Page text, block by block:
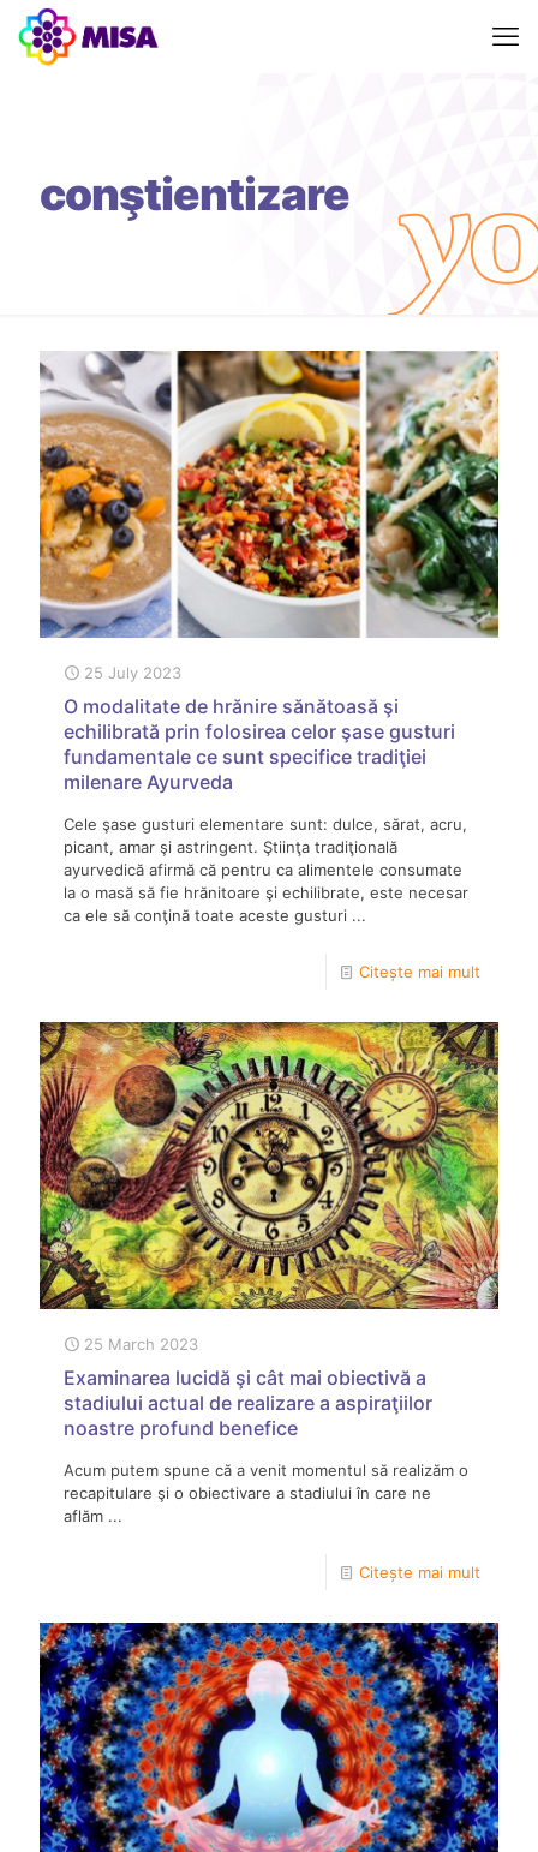
conştientizare
25 July 2023
O modalitate de hrănire sănătoasă şi
echilibrată prin folosirea celor şase gusturi
fundamentale ce sunt specifice tradiţiei
milenare Ayurveda
Cele şase gusturi elementare sunt: dulce, sărat, acru,
picant, amar şi astringent. Ştiinţa tradiţională
ayurvedică afirmă că pentru ca alimentele consumate
la o masă să fie hrănitoare şi echilibrate, este necesar
ca ele să conţină toate aceste gusturi ...
Citește mai mult
25 March 2023
Examinarea lucidă şi cât mai obiectivă a
stadiului actual de realizare a aspiraţiilor
noastre profund benefice
Acum putem spune că a venit momentul să realizăm o
recapitulare şi o obiectivare a stadiului în care ne
aflăm ...
Citește mai mult